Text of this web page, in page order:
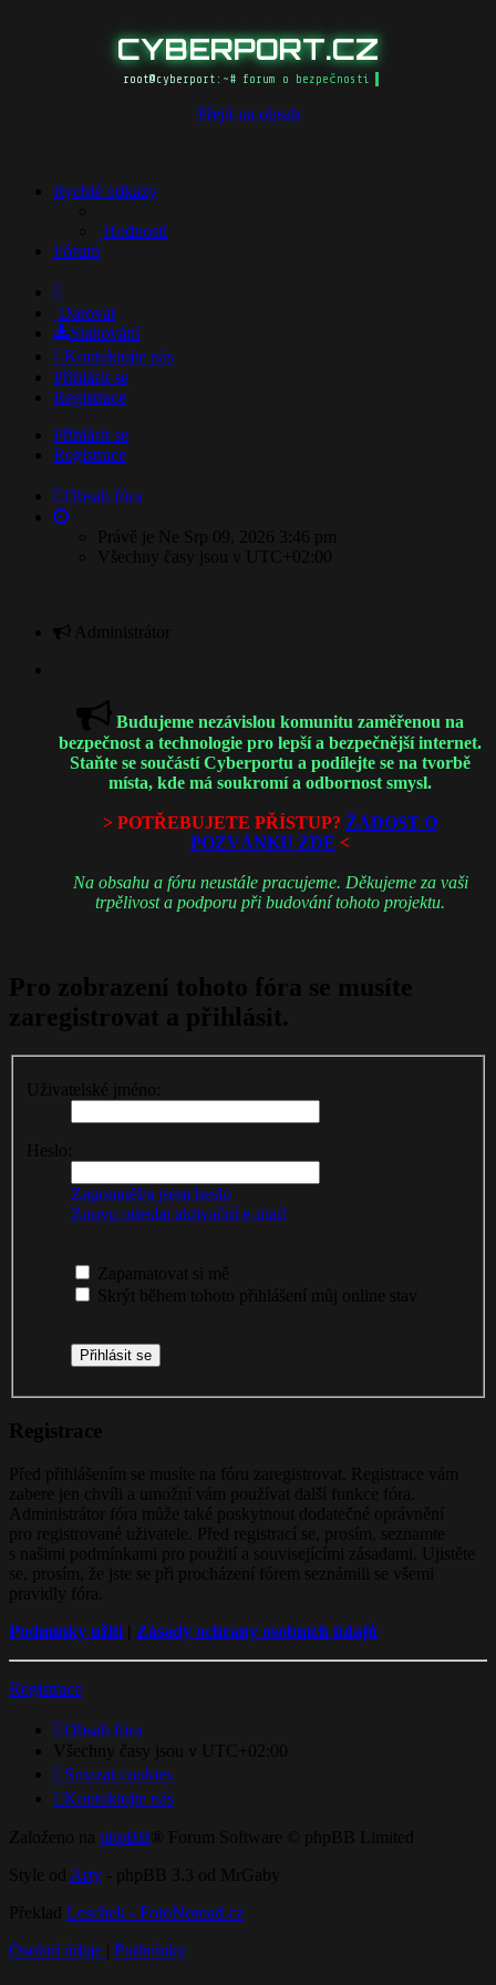
CYBERPORT.CZ
root@cyberport:~# forum o bezpečnosti
Přejít na obsah
Rychlé odkazy
Hodnosti
Fórum
Darovat
Stahování
Kontaktujte nás
Přihlásit se
Registrace
Přihlásit se
Registrace
Obsah fóra
Právě je Ne Srp 09, 2026 3:46 pm
Všechny časy jsou v UTC+02:00
Administrátor
Budujeme nezávislou komunitu zaměřenou na
bezpečnost a technologie pro lepší a bezpečnější internet.
Staňte se součástí Cyberportu a podílejte se na tvorbě
místa, kde má soukromí a odbornost smysl.
> POTŘEBUJETE PŘÍSTUP? ŽÁDOST O
POZVÁNKU ZDE <
Na obsahu a fóru neustále pracujeme. Děkujeme za vaši
trpělivost a podporu při budování tohoto projektu.
Pro zobrazení tohoto fóra se musíte
zaregistrovat a přihlásit.
Uživatelské jméno:
Heslo:
Zapomněl/a jsem heslo
Znovu odeslat aktivační e-mail
Zapamatovat si mě
Skrýt během tohoto přihlášení můj online stav
Registrace
Před přihlášením se musíte na fóru zaregistrovat. Registrace vám
zabere jen chvíli a umožní vám používat další funkce fóra.
Administrátor fóra může také poskytnout dodatečné oprávnění
pro registrované uživatele. Před registrací se, prosím, seznamte
s našimi podmínkami pro použití a souvisejícími zásadami. Ujistěte
se, prosím, že jste se při procházení fórem seznámili se všemi
pravidly fóra.
Podmínky užití| Zásady ochrany osobních údajů
Registrace
Obsah fóra
Všechny časy jsou v UTC+02:00
Smazat cookies
Kontaktujte nás
Založeno na phpBB ® Forum Software © phpBB Limited
Style od Arty - phpBB 3.3 od MrGaby
Překlad Leschek - FotoNomad.cz
Osobní údaje
Podmínky